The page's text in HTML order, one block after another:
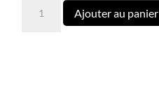
Ajouter au panier